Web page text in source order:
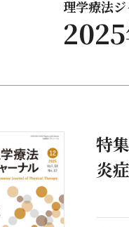
理学療法
特
炎